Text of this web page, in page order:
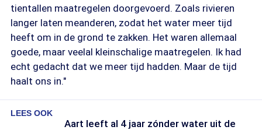
tientallen maatregelen doorgevoerd. Zoals rivieren
langer laten meanderen, zodat het water meer tijd
heeft om in de grond te zakken. Het waren allemaal
goede, maar veelal kleinschalige maatregelen. Ik had
echt gedacht dat we meer tijd hadden. Maar de tijd
haalt ons in."
LEES OOK
Aart leeft al 4 jaar zónder water uit de